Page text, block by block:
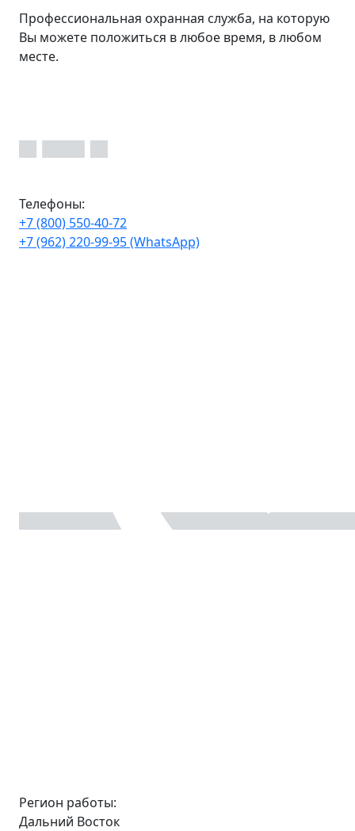
Профессиональная охранная служба, на которую
Вы можете положиться в любое время, в любом
месте.
Телефоны:
+7 (800) 550-40-72
+7 (962) 220-99-95 (WhatsApp)
Регион работы:
Дальний Восток